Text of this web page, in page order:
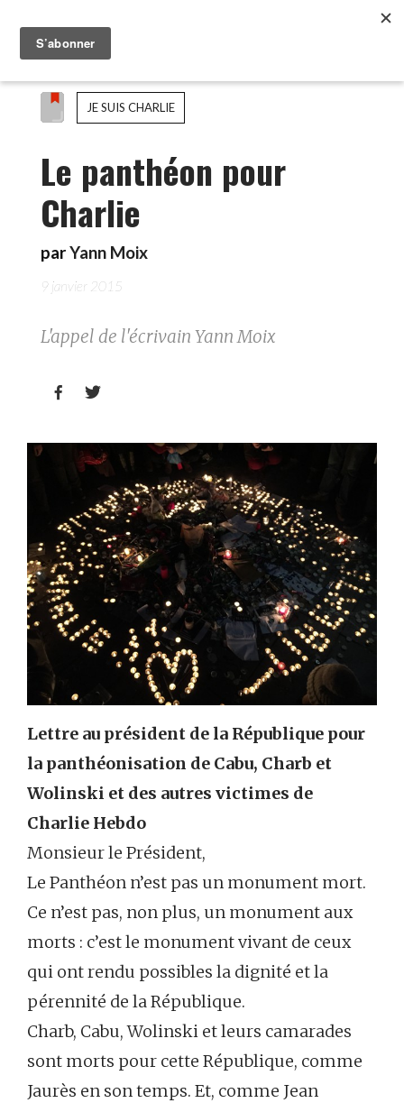
JE SUIS CHARLIE
Le panthéon pour
Charlie
parYann Moix
9 janvier 2015
L'appel de l'écrivain Yann Moix
 
Lettre au président de la République pour
la panthéonisation de Cabu, Charb et
Wolinski et des autres victimes de
Charlie Hebdo
Monsieur le Président,
Le Panthéon n’est pas un monument mort.
Ce n’est pas, non plus, un monument aux
morts : c’est le monument vivant de ceux
qui ont rendu possibles la dignité et la
pérennité de la République.
Charb, Cabu, Wolinski et leurs camarades
sont morts pour cette République, comme
Jaurès en son temps. Et, comme Jean